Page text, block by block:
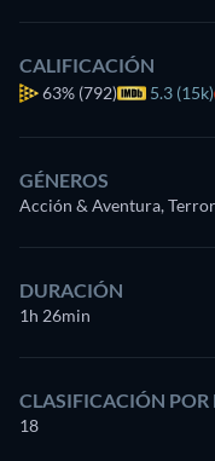
CALIFICACIÓN
63% (792) 5.3 (15k)
GÉNEROS
Acción & Aventura,
DURACIÓN
1h 26min
CLASIFICACIÓN POR
18